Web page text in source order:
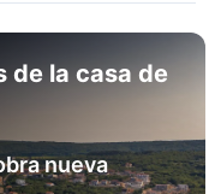
de la casa de
nueva